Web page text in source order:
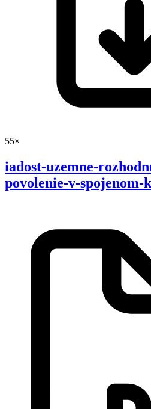
55×
iadost-uzemne-
povolenie-v-spojenom-